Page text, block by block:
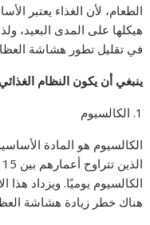
الطعام، لأن الغذاء يعتبر
هيكلها على المدى البعيد،
في تقليل تطور هشاشة
ينبغي أن يكون النظام
1. الكالسيوم
الكالسيوم هو المادة
الكالسيوم يوميًا. ويزداد هذا
هناك خطر زيادة هشاشة